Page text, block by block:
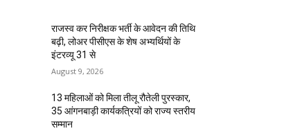
राजस्व कर निरीक्षक भर्ती के आवेदन की तिथि
बढ़ी, लोअर पीसीएस के शेष अभ्यर्थियों के
इंटरव्यू 31 से
August 9, 2026
13 महिलाओं को मिला तीलू रौतेली पुरस्कार,
35 आंगनबाड़ी कार्यकत्रियों को राज्य स्तरीय
सम्मान